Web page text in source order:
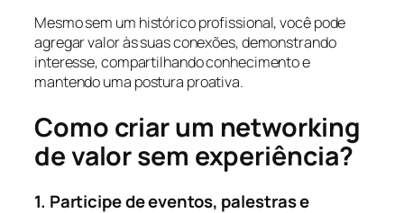
Mesmo sem um histórico profissional, você pode
agregar valor às suas conexões, demonstrando
interesse, compartilhando conhecimento e
mantendo uma postura proativa.
Como criar um networking
de valor sem experiência?
1. Participe de eventos, palestras e